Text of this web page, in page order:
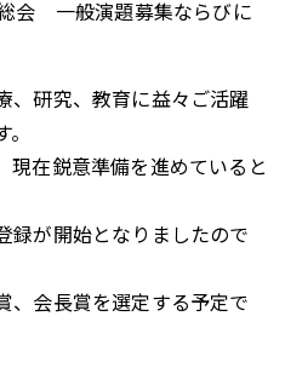
会 一般演題募集ならびに
、研究、教育に益々ご活躍
現在鋭意準備を進めていると
録が開始となりましたので
、会長賞を選定する予定で